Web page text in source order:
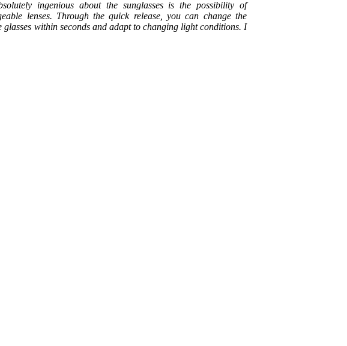
ingenious about the sunglasses is the possibility of
lenses. Through the quick release, you can change the
glasses within seconds and adapt to changing light conditions. I